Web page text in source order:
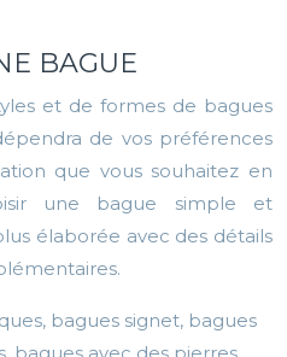
BAGUE
et de formes de bagues
de vos préférences
que vous souhaitez en
une bague simple et
élaborée avec des détails
bagues signet, bagues